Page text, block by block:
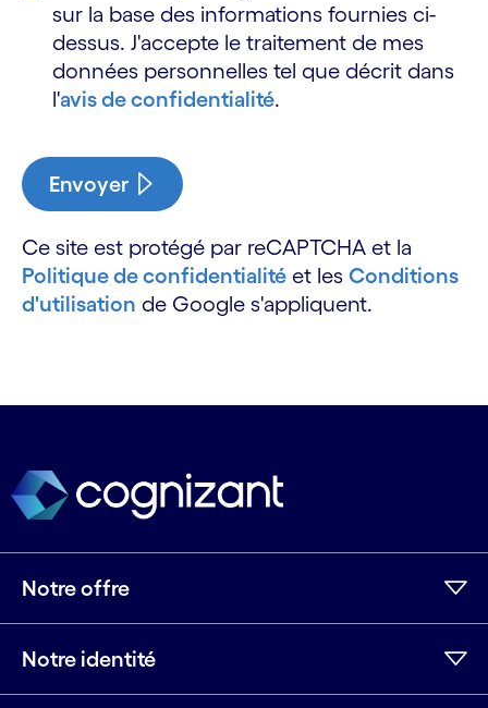
sur la base des informations fournies ci-
dessus. J'accepte le traitement de mes
données personnelles tel que décrit dans
l'avis de confidentialité.
Envoyer
Ce site est protégé par reCAPTCHA et la
Politique de confidentialité et les Conditions
d'utilisation de Google s'appliquent.
Notre offre
Notre identité